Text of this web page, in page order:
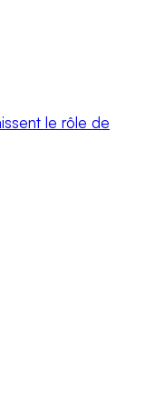
le rôle de